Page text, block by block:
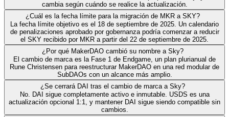
cambia según cuándo se realice la actualización.
¿Cuál es la fecha límite para la migración de MKR a SKY?
La fecha límite objetivo es el 18 de septiembre de 2025. Un calendario
de penalizaciones aprobado por gobernanza podría comenzar a reducir
el SKY recibido por MKR a partir del 22 de septiembre de 2025.
¿Por qué MakerDAO cambió su nombre a Sky?
El cambio de marca es la Fase 1 de Endgame, un plan plurianual de
Rune Christensen para reestructurar MakerDAO en una red modular de
SubDAOs con un alcance más amplio.
¿Se cerrará DAI tras el cambio de marca a Sky?
No. DAI sigue completamente activo e inmutable. USDS es una
actualización opcional 1:1, y mantener DAI sigue siendo compatible sin
cambios.